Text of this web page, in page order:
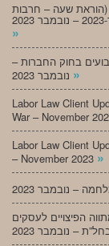
(הוראת שעה – חרבות
»
בחוק החברות –
»
Labor Law Client
War – November
Labor Law Client
– November 2023 »
הפיצויים לעסקים